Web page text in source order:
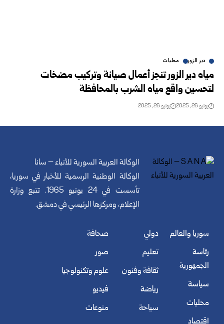
دير الزور محليات
مياه دير الزور تنجز أعمال صيانة وتركيب مضخات
لتحسين واقع مياه الشرب بالمحافظة
يونيو 26, 2025 يونيو 26, 2025
الوكالة العربية السورية للأنباء – سانا
الوكالة الوطنية الرسمية للأخبار في سوريا،
تأسست في 24 يونيو 1965. تتبع وزارة
الإعلام، ومركزها الرئيسي في دمشق.
سوريا والعالم
رئاسة
الجمهورية
سياسة
محليات
اقتصاد
دولي
تعليم
ثقافة وفنون
رياضة
سياحة
صحافة
صور
علوم وتكنولوجيا
فيديو
منوعات